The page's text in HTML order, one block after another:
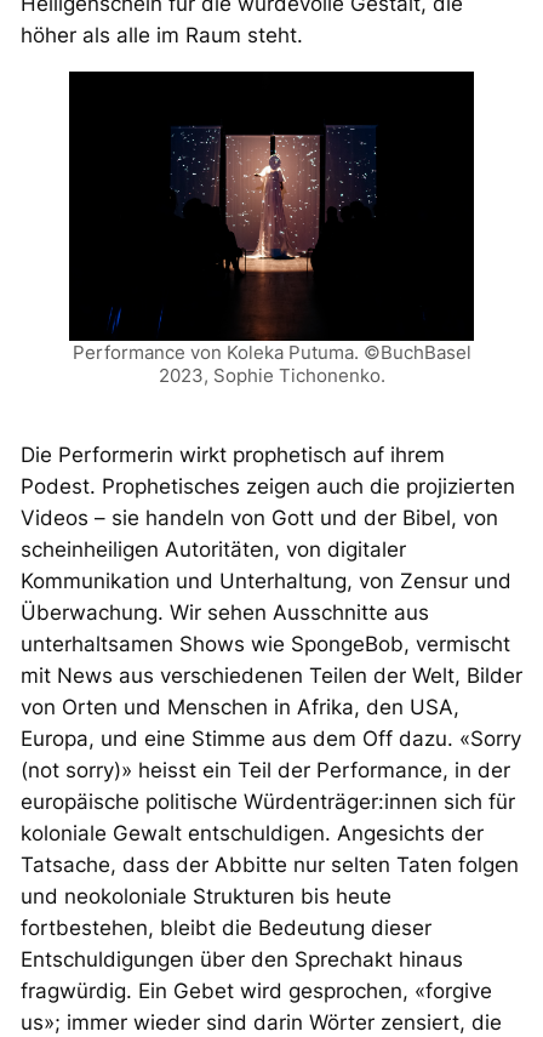
höher als alle im Raum steht.
Performance von Koleka Putuma. ©BuchBasel
2023, Sophie Tichonenko.
Die Performerin wirkt prophetisch auf ihrem
Podest. Prophetisches zeigen auch die projizierten
Videos – sie handeln von Gott und der Bibel, von
scheinheiligen Autoritäten, von digitaler
Kommunikation und Unterhaltung, von Zensur und
Überwachung. Wir sehen Ausschnitte aus
unterhaltsamen Shows wie SpongeBob, vermischt
mit News aus verschiedenen Teilen der Welt, Bilder
von Orten und Menschen in Afrika, den USA,
Europa, und eine Stimme aus dem Off dazu. «Sorry
(not sorry)» heisst ein Teil der Performance, in der
europäische politische Würdenträger:innen sich für
koloniale Gewalt entschuldigen. Angesichts der
Tatsache, dass der Abbitte nur selten Taten folgen
und neokoloniale Strukturen bis heute
fortbestehen, bleibt die Bedeutung dieser
Entschuldigungen über den Sprechakt hinaus
fragwürdig. Ein Gebet wird gesprochen, «forgive
us»; immer wieder sind darin Wörter zensiert, die